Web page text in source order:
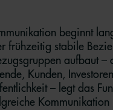
beginnt
frühzeitig stabile
aufbaut –
Kunden,
– legt das
Kommunikation